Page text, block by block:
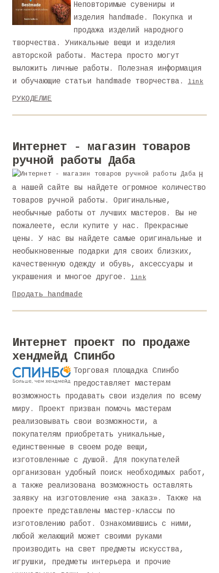
Неповторимые сувениры и
изделия handmade. Покупка и
продажа изделий народного
творчества. Уникальные вещи и изделия
авторской работы. Мастера просто могут
выложить личные работы. Полезная информация
и обучающие статьи handmade творчества.
link
РУКОДЕЛИЕ
Интернет - магазин товаров
ручной работы Даба
Н
а нашей сайте вы найдете огромное количество
товаров ручной работы. Оригинальные,
необычные работы от лучших мастеров. Вы не
пожалеете, если купите у нас. Прекрасные
цены. У нас вы найдете самые оригинальные и
необыкновенные подарки для своих близких,
качественную одежду и обувь, аксессуары и
украшения и многое другое.
link
Продать handmade
Интернет проект по продаже
хендмейд Спинбо
Торговая площадка Спинбо
предоставляет мастерам
возможность продавать свои изделия по всему
миру. Проект призван помочь мастерам
реализовывать свои возможности, а
покупателям приобретать уникальные,
единственные в своем роде вещи,
изготовленные с душой. Для покупателей
организован удобный поиск необходимых работ,
а также реализована возможность оставлять
заявку на изготовление «на заказ». Также на
проекте представлены мастер-классы по
изготовлению работ. Ознакомившись с ними,
любой желающий может своими руками
производить на свет предметы искусства,
игрушки, предметы интерьера и прочие